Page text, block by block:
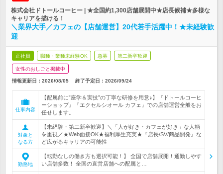
株式会社ドトールコーヒー | ★全国約1,300店舗展開中★店長候補★多様な
キャリアを描ける！
＼業界大手／カフェの【店舗運営】20代若手活躍中！★未経験歓
迎
正社員 職種・業種未経験OK 急募 第二新卒歓迎
女性のおしごと掲載中
情報更新日：2026/08/05 終了予定日： 2026/09/24
仕事内容
【配属前に”座学＆実技”の丁寧な研修を用意♪】『ドトールコーヒ
ーショップ』『エクセルシオール カフェ』での店舗運営全般をお
任せします。
対象と
なる方
【未経験・第二新卒歓迎】＼「人が好き・カフェが好き」な人柄
を重視／★Web面接OK★福利厚生充実★『店長/SV/商品開発』な
ど広がるキャリアの可能性
勤務地
【転勤なしの働き方も選択可能！】 全国で店舗展開！通勤しやす
い店舗多数！ 全国の直営店舗への配属と…